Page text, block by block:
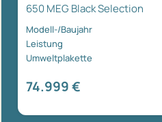
650 MEG Black Selection
Modell-/Baujahr
Leistung
Umweltplakette
74.999 €